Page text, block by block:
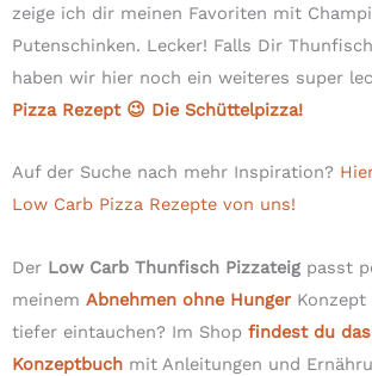
zeige ich dir meinen Favoriten mit
Putenschinken. Lecker! Falls Dir
haben wir hier noch ein weiteres super
Pizza Rezept 😉 Die Schüttelpizza!
Auf der Suche nach mehr Inspiration?
Low Carb Pizza Rezepte von uns!
Der Low Carb Thunfisch Pizzateigpasst
meinem Abnehmen ohne HungerKonzept
tiefer eintauchen? Im Shop findest du
Konzeptbuch mit Anleitungen und